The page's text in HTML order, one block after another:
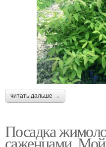
читать дальше →
Посадка